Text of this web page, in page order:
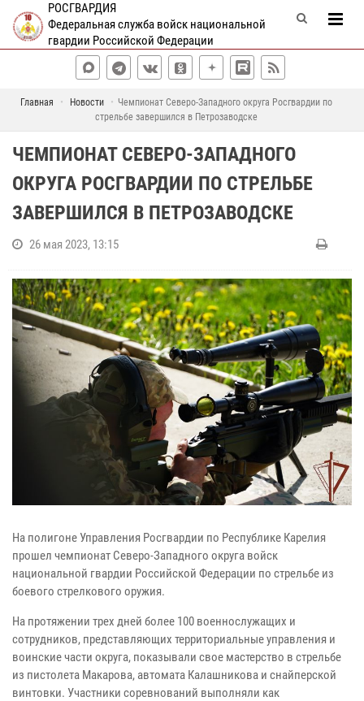
РОСГВАРДИЯ
Федеральная служба войск национальной
гвардии Российской Федерации
Главная Новости
Чемпионат Северо-Западного округа Росгвардии по
стрельбе завершился в Петрозаводске
ЧЕМПИОНАТ СЕВЕРО-ЗАПАДНОГО
ОКРУГА РОСГВАРДИИ ПО СТРЕЛЬБЕ
ЗАВЕРШИЛСЯ В ПЕТРОЗАВОДСКЕ
26 мая 2023, 13:15
На полигоне Управления Росгвардии по Республике Карелия
прошел чемпионат Северо-Западного округа войск
национальной гвардии Российской Федерации по стрельбе из
боевого стрелкового оружия.
На протяжении трех дней более 100 военнослужащих и
сотрудников, представляющих территориальные управления и
воинские части округа, показывали свое мастерство в стрельбе
из пистолета Макарова, автомата Калашникова и снайперской
винтовки. Участники соревнований выполняли как